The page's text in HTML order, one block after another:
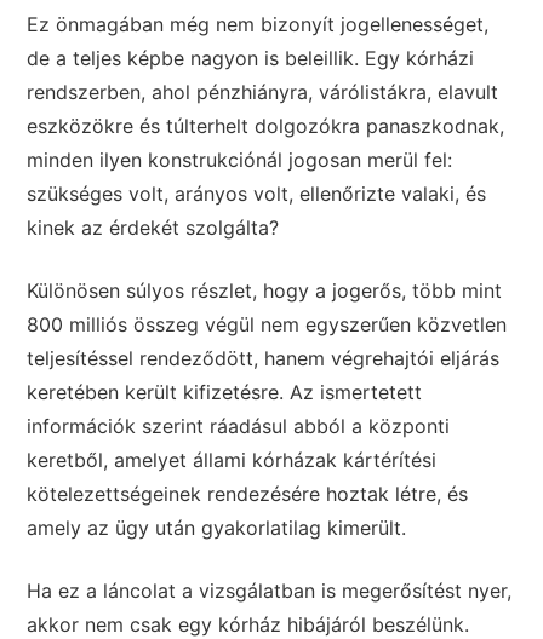
Ez önmagában még nem bizonyít jogellenességet,
de a teljes képbe nagyon is beleillik. Egy kórházi
rendszerben, ahol pénzhiányra, várólistákra, elavult
eszközökre és túlterhelt dolgozókra panaszkodnak,
minden ilyen konstrukciónál jogosan merül fel:
szükséges volt, arányos volt, ellenőrizte valaki, és
kinek az érdekét szolgálta?
Különösen súlyos részlet, hogy a jogerős, több mint
800 milliós összeg végül nem egyszerűen közvetlen
teljesítéssel rendeződött, hanem végrehajtói eljárás
keretében került kifizetésre. Az ismertetett
információk szerint ráadásul abból a központi
keretből, amelyet állami kórházak kártérítési
kötelezettségeinek rendezésére hoztak létre, és
amely az ügy után gyakorlatilag kimerült.
Ha ez a láncolat a vizsgálatban is megerősítést nyer,
akkor nem csak egy kórház hibájáról beszélünk.